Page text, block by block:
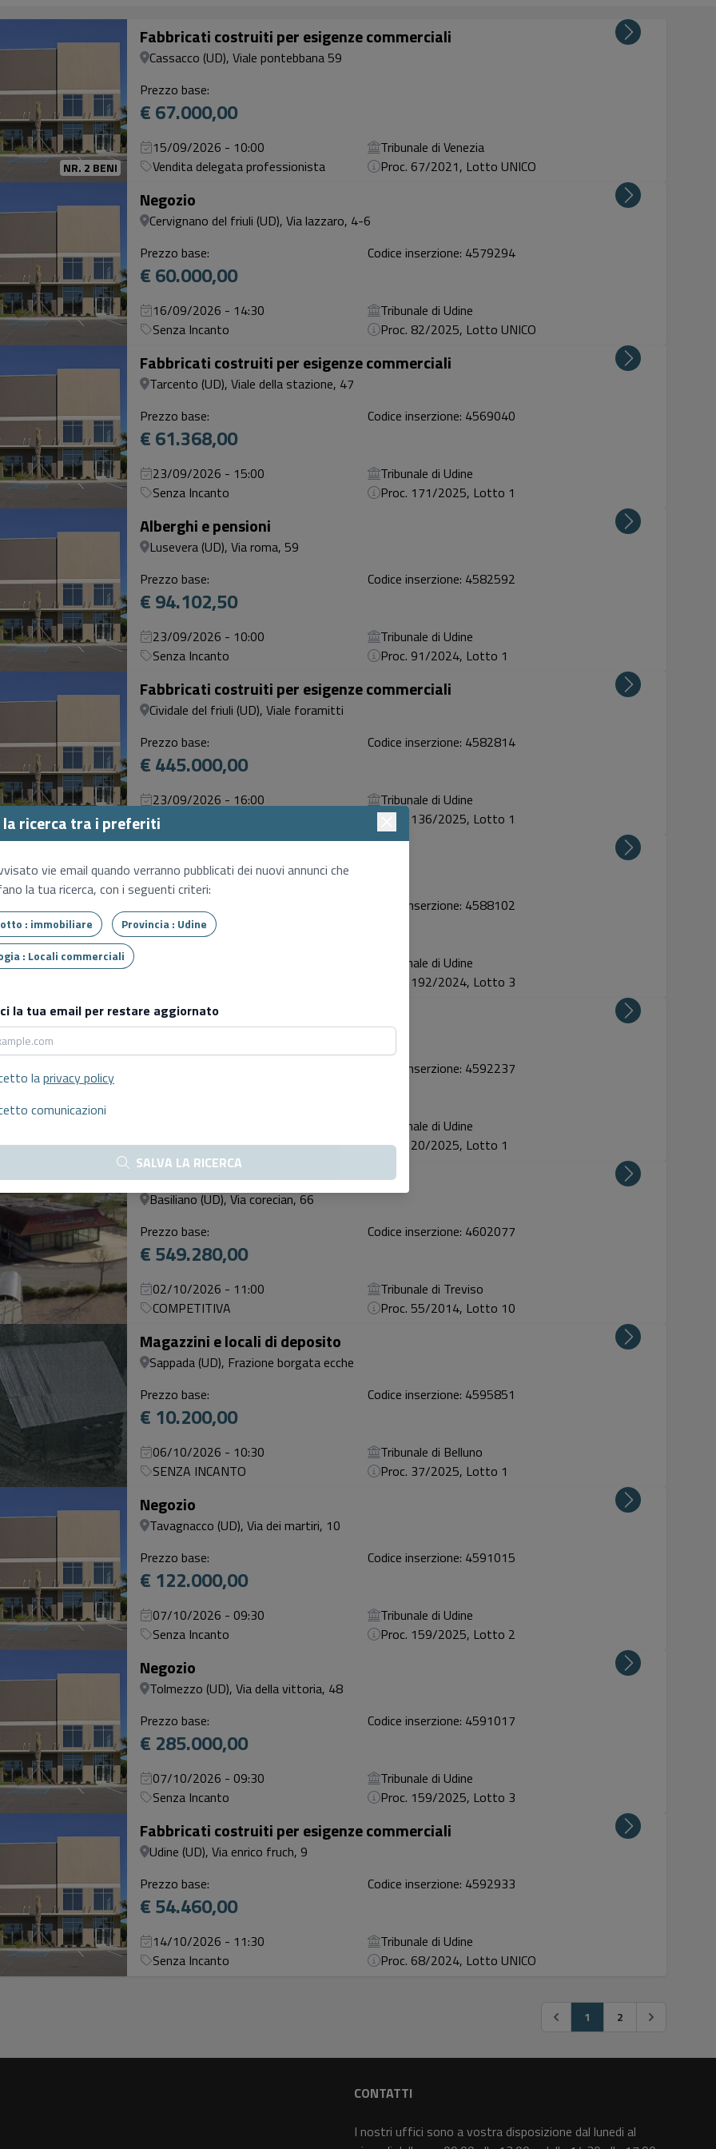
NR. 2 BENI
Fabbricati costruiti per esigenze commerciali
Cassacco (UD), Viale pontebbana 59
Prezzo base:
€ 67.000,00
15/09/2026 - 10:00
Tribunale di Venezia
Vendita delegata professionista
Proc. 67/2021, Lotto UNICO
Negozio
Cervignano del friuli (UD), Via lazzaro, 4-6
Prezzo base:
€ 60.000,00
Codice inserzione: 4579294
16/09/2026 - 14:30
Tribunale di Udine
Senza Incanto
Proc. 82/2025, Lotto UNICO
Fabbricati costruiti per esigenze commerciali
Tarcento (UD), Viale della stazione, 47
Prezzo base:
€ 61.368,00
Codice inserzione: 4569040
23/09/2026 - 15:00
Tribunale di Udine
Senza Incanto
Proc. 171/2025, Lotto 1
Alberghi e pensioni
Lusevera (UD), Via roma, 59
Prezzo base:
€ 94.102,50
Codice inserzione: 4582592
23/09/2026 - 10:00
Tribunale di Udine
Senza Incanto
Proc. 91/2024, Lotto 1
Fabbricati costruiti per esigenze commerciali
Cividale del friuli (UD), Viale foramitti
Prezzo base:
€ 445.000,00
Codice inserzione: 4582814
23/09/2026 - 16:00
Tribunale di Udine
Senza Incanto
Proc. 136/2025, Lotto 1
Pagnacco (UD), Piazza san valentino
€ 58.000,00
Codice inserzione: 4588102
Tribunale di Udine
Proc. 192/2024, Lotto 3
Alberghi e pensioni
Codice inserzione: 4592237
Tribunale di Udine
Senza Incanto
Proc. 20/2025, Lotto 1
Negozi, botteghe
Basiliano (UD), Via corecian, 66
Prezzo base:
€ 549.280,00
Codice inserzione: 4602077
02/10/2026 - 11:00
Tribunale di Treviso
COMPETITIVA
Proc. 55/2014, Lotto 10
Magazzini e locali di deposito
Sappada (UD), Frazione borgata ecche
Prezzo base:
€ 10.200,00
Codice inserzione: 4595851
06/10/2026 - 10:30
Tribunale di Belluno
SENZA INCANTO
Proc. 37/2025, Lotto 1
Negozio
Tavagnacco (UD), Via dei martiri, 10
Prezzo base:
€ 122.000,00
Codice inserzione: 4591015
07/10/2026 - 09:30
Tribunale di Udine
Senza Incanto
Proc. 159/2025, Lotto 2
Negozio
Tolmezzo (UD), Via della vittoria, 48
Prezzo base:
€ 285.000,00
Codice inserzione: 4591017
07/10/2026 - 09:30
Tribunale di Udine
Senza Incanto
Proc. 159/2025, Lotto 3
Fabbricati costruiti per esigenze commerciali
Udine (UD), Via enrico fruch, 9
Prezzo base:
€ 54.460,00
Codice inserzione: 4592933
14/10/2026 - 11:30
Tribunale di Udine
Senza Incanto
Proc. 68/2024, Lotto UNICO
1 2
la ricerca tra i preferiti
vie email quando verranno pubblicati dei nuovi annunci che
la tua ricerca, con i seguenti criteri:
Tipo lotto : immobiliare
Provincia : Udine
Tipologia : Locali commerciali
la tua email per restare aggiornato
laprivacy policy
comunicazioni
SALVA LA RICERCA
CONTATTI
I nostri uffici sono a vostra disposizione dal lunedi al